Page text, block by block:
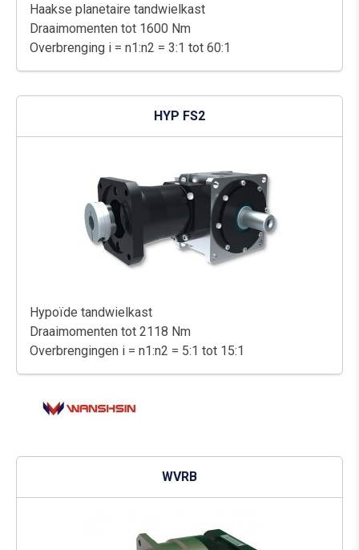
Haakse planetaire tandwielkast
Draaimomenten tot 1600 Nm
Overbrenging i = n1:n2 = 3:1 tot 60:1
HYP FS2
Hypoïde tandwielkast
Draaimomenten tot 2118 Nm
Overbrengingen i = n1:n2 = 5:1 tot 15:1
WVRB